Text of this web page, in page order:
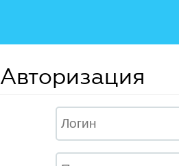
Авторизация